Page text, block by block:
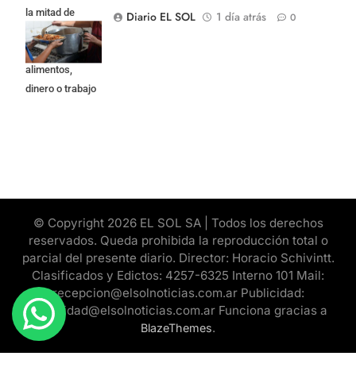
la mitad de
quienes buscan
ayuda pide
alimentos,
dinero o trabajo
Diario EL SOL
1 día atrás 0
© Copyright 2026 EL SOL SA | Todos los derechos
reservados. Queda prohibida la reproducción total o
parcial del presente diario. Director: Horacio Schivintt.
Clasificados y Edictos: 4257-6325 Interno 101 Mail:
recepcion@elsolnoticias.com.ar Publicidad:
publicidad@elsolnoticias.com.ar Funciona gracias a
BlazeThemes.